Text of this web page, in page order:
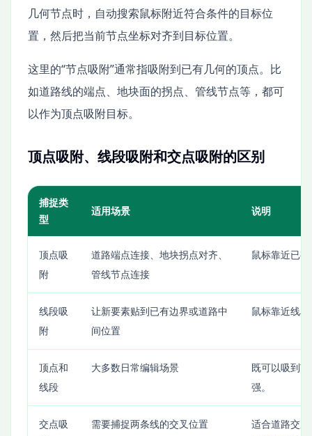
几何节点时，自动搜索鼠标附近符合条件的目标位
置，然后把当前节点坐标对齐到目标位置。
这里的“节点吸附”通常指吸附到已有几何的顶点。比
如道路线的端点、地块面的拐点、管线节点等，都可
以作为顶点吸附目标。
顶点吸附、线段吸附和交点吸附的区别
捕捉类
型
适用场景 说明
顶点吸
附
道路端点连接、地块拐点对齐、
管线节点连接
鼠标靠近已
线段吸
附
让新要素贴到已有边界或道路中
间位置
鼠标靠近线
顶点和
线段
大多数日常编辑场景
既可以吸到
强。
交点吸
需要捕捉两条线的交叉位置
适合道路交